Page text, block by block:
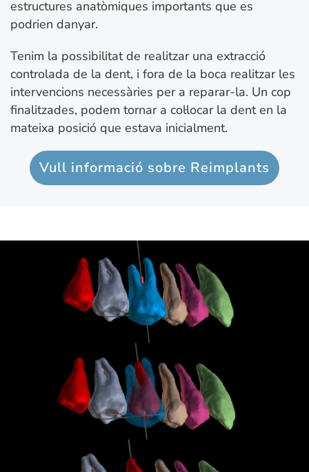
estructures anatòmiques importants que es
podrien danyar.
Tenim la possibilitat de realitzar una extracció
controlada de la dent, i fora de la boca realitzar les
intervencions necessàries per a reparar-la. Un cop
finalitzades, podem tornar a col·locar la dent en la
mateixa posició que estava inicialment.
Vull informació sobre Reimplants